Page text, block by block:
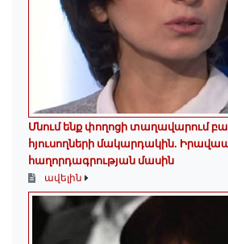
Մնում ենք փողոցի տաղավարում
հյուսողների մակարդակին․
հաղորդագրության մասին
ավելին